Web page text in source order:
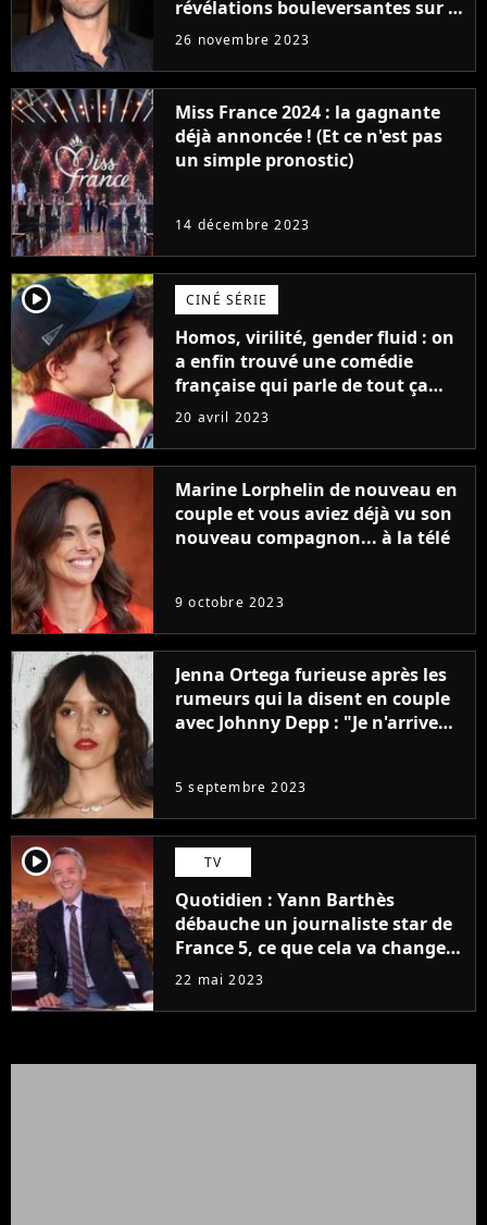
révélations bouleversantes sur la
réaction des acteurs de Fast and
26 novembre 2023
Miss France 2024 : la gagnante
déjà annoncée ! (Et ce n'est pas
un simple pronostic)
14 décembre 2023
player2 CINÉ SÉRIE
Homos, virilité, gender fluid : on
a enfin trouvé une comédie
française qui parle de tout ça
sans être super ringarde
20 avril 2023
Marine Lorphelin de nouveau en
couple et vous aviez déjà vu son
nouveau compagnon... à la télé
9 octobre 2023
Jenna Ortega furieuse après les
rumeurs qui la disent en couple
avec Johnny Depp : "Je n'arrive
5 septembre 2023
player2 TV
Quotidien : Yann Barthès
débauche un journaliste star de
France 5, ce que cela va changer
à la rentrée
22 mai 2023